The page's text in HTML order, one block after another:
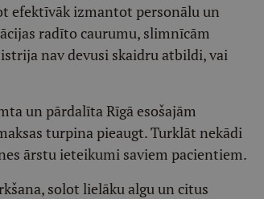
efektīvāk izmantot personālu un
radīto caurumu, slimnīcām
nav devusi skaidru atbildi, vai
un pārdalīta Rīgā esošajām
turpina pieaugt. Turklāt nekādi
ārstu ieteikumi saviem pacientiem.
solot lielāku algu un citus